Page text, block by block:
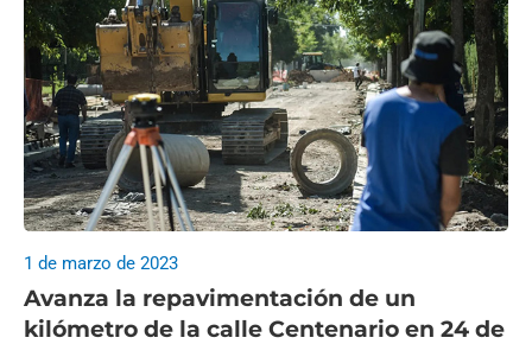
Avanza la repavimentación de un
kilómetro de la calle Centenario en 24 de
1 de marzo de 2023